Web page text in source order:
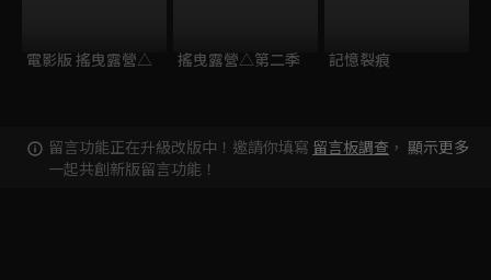
電影版 搖曳露營△ 搖曳露營△第二季 記憶裂痕
留言功能正在升級改版中！邀請你填寫 留言板調查 ，
一起共創新版留言功能！
顯示更多